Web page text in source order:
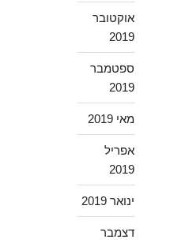
אוקטובר
2019
ספטמבר
2019
מאי 2019
אפריל
2019
ינואר 2019
דצמבר